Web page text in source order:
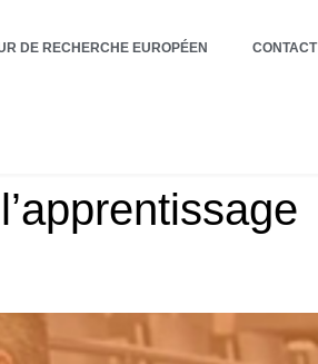
DE RECHERCHE EUROPÉEN CONTACT